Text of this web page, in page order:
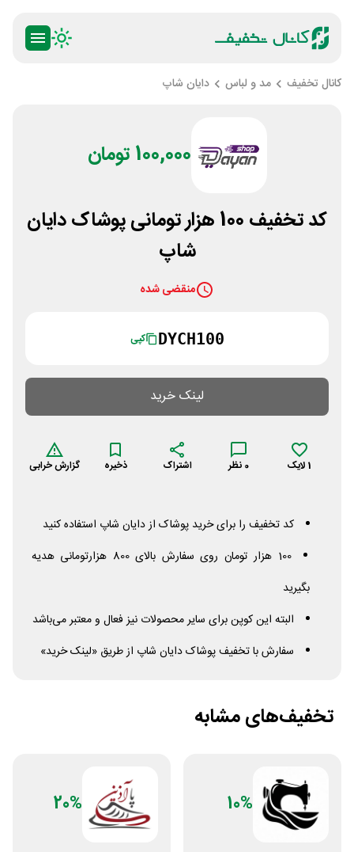
کانال تخفیف مد و لباس دایان شاپ
100,000 تومان
کد تخفیف 100 هزار تومانی پوشاک دایان
شاپ
منقضی شده
DYCH100 کپی
لینک خرید
1لایک 0 نظر اشتراک ذخیره گزارش خرابی
کد تخفیف را برای خرید پوشاک از دایان شاپ استفاده کنید
100 هزار تومان روی سفارش بالای 800 هزارتومانی هدیه
بگیرید
البته این کوپن برای سایر محصولات نیز فعال و معتبر می‌باشد
سفارش با تخفیف پوشاک دایان شاپ از طریق «لینک خرید»
تخفیف‌های مشابه
10%
20%